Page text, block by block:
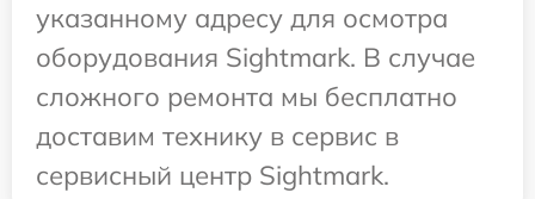
указанному адресу для осмотра
оборудования Sightmark. В случае
сложного ремонта мы бесплатно
доставим технику в сервис в
сервисный центр Sightmark.